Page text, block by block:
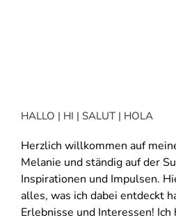
HALLO | HI | SALUT | HOLA
Herzlich willkommen auf
Melanie und ständig auf der
Inspirationen und Impulsen.
alles, was ich dabei entdeckt
Erlebnisse und Interessen! Ich